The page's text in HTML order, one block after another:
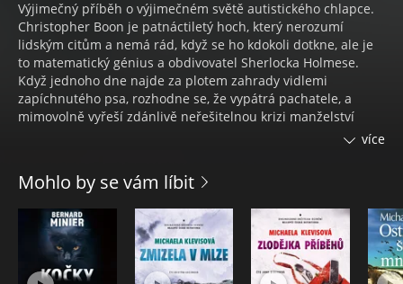
Výjimečný příběh o výjimečném světě autistického chlapce.
Christopher Boon je patnáctiletý hoch, který nerozumí
lidským citům a nemá rád, když se ho kdokoli dotkne, ale je
to matematický génius a obdivovatel Sherlocka Holmese.
Když jednoho dne najde za plotem zahrady vidlemi
zapíchnutého psa, rozhodne se, že vypátrá pachatele, a
mimovolně vyřeší zdánlivě neřešitelnou krizi manželství
Mark Haddon (1962)
studoval anglickou literaturu na Oxfordu. Je autorem více či
méně humorných románů Podivný případ se psem nebo
Problémové partie, z nichž první je určen především
mladším a druhý zralejším čtenářům. Významným románem
více
Mohlo by se vám líbit